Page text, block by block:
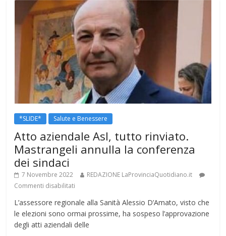
*SLIDE* Salute e Benessere
Atto aziendale Asl, tutto rinviato.
Mastrangeli annulla la conferenza
dei sindaci
7 Novembre 2022
REDAZIONE LaProvinciaQuotidiano.it
Commenti disabilitati
L’assessore regionale alla Sanità Alessio D’Amato, visto che
le elezioni sono ormai prossime, ha sospeso l’approvazione
degli atti aziendali delle